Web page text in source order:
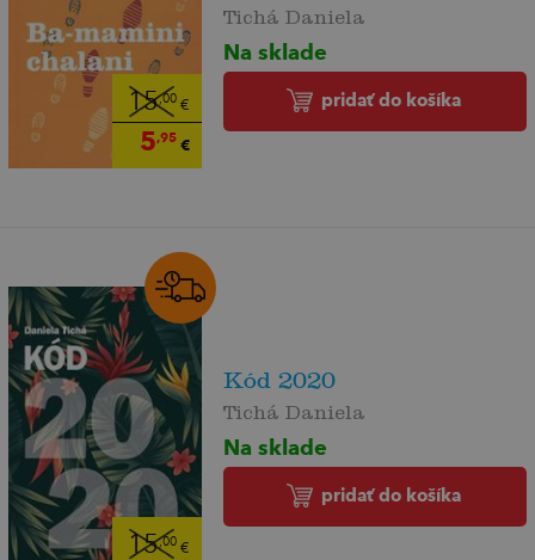
15,00€
5,95€
Tichá Daniela
Na sklade
pridať do košíka
15,00€
Kód 2020
Tichá Daniela
Na sklade
pridať do košíka